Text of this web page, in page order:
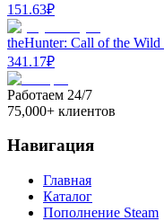
151.63₽
theHunter: Call of the Wild
341.17₽
Работаем 24/7
75,000+ клиентов
Навигация
Главная
Каталог
Пополнение Steam